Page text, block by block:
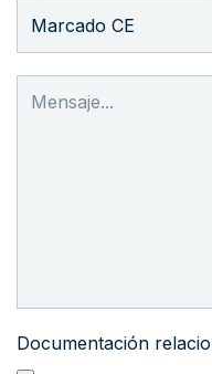
Documentación